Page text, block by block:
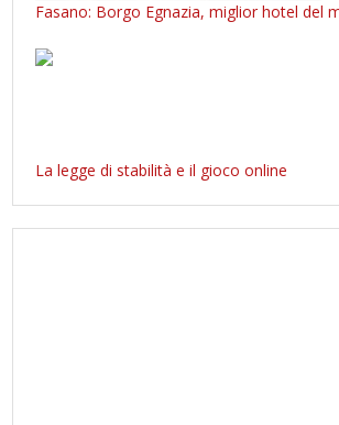
Fasano: Borgo Egnazia, miglior hotel del
La legge di stabilità e il gioco online